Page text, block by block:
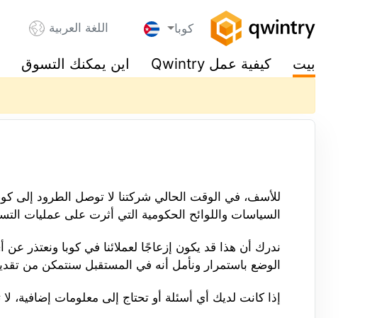
كوبا اللغة العربية
بيت كيفية عمل Qwintry اين يمكنك التسوق
للأسف، في الوقت الحالي شركتنا لا توصل الطرود إلى
السياسات واللوائح الحكومية التي أثرت على عمليات
ندرك أن هذا قد يكون إزعاجًا لعملائنا في كوبا ونعتذر
الوضع باستمرار ونأمل أنه في المستقبل سنتمكن من
إذا كانت لديك أي أسئلة أو تحتاج إلى معلومات إضافية،